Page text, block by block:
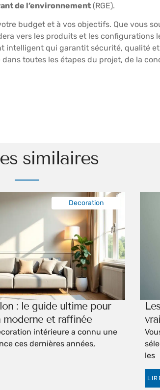
de l’environnement (RGE).
budget et à vos objectifs. Que vous
vers les produits et les configurations
intelligent qui garantit sécurité, qualité
toutes les étapes du projet, de la
similaires
: le guide ultime pour
moderne et raffinée
intérieure a connu une
ces dernières années,
Decoration
les